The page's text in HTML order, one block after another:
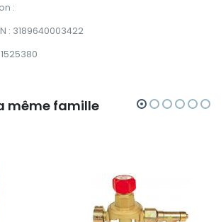
:
: 3189640003422
1525380
même famille